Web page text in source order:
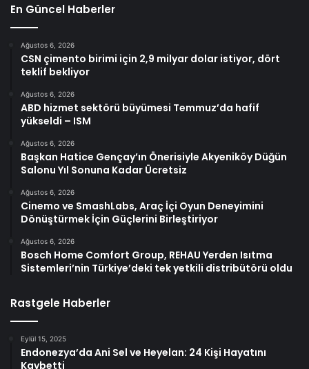
En Güncel Haberler
Ağustos 6, 2026
CSN çimento birimi için 2,9 milyar dolar istiyor, dört
teklif bekliyor
Ağustos 6, 2026
ABD hizmet sektörü büyümesi Temmuz’da hafif
yükseldi – ISM
Ağustos 6, 2026
Başkan Hatice Gençay’ın Önerisiyle Akyeniköy Düğün
Salonu Yıl Sonuna Kadar Ücretsiz
Ağustos 6, 2026
Cinemo ve SmashLabs, Araç İçi Oyun Deneyimini
Dönüştürmek İçin Güçlerini Birleştiriyor
Ağustos 6, 2026
Bosch Home Comfort Group, REHAU Yerden Isıtma
Sistemleri’nin Türkiye’deki tek yetkili distribütörü oldu
Rastgele Haberler
Eylül 15, 2025
Endonezya’da Ani Sel ve Heyelan: 24 Kişi Hayatını
Kaybetti